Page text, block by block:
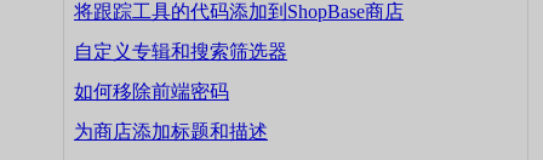
将跟踪工具的代码添加到ShopBase商店
自定义专辑和搜索筛选器
如何移除前端密码
为商店添加标题和描述